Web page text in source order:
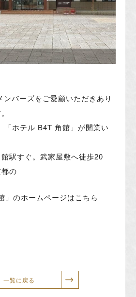
バーズをご愛顧いただきあり
「ホテル B4T 角館」が開業い
駅すぐ。武家屋敷へ徒歩20
の
」のホームページはこちら
一覧に戻る